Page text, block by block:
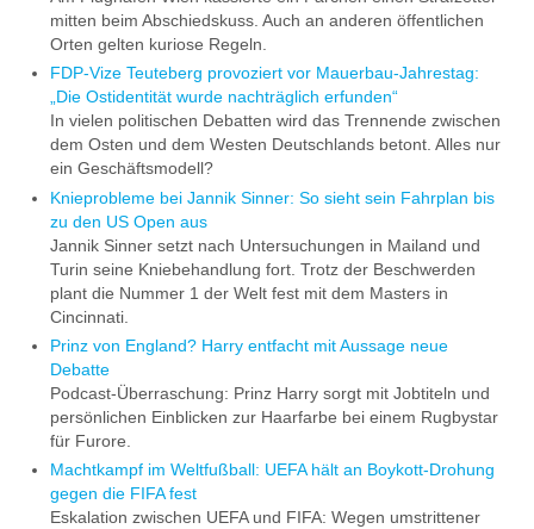
mitten beim Abschiedskuss. Auch an anderen öffentlichen
Orten gelten kuriose Regeln.
FDP-Vize Teuteberg provoziert vor Mauerbau-Jahrestag:
„Die Ostidentität wurde nachträglich erfunden“
In vielen politischen Debatten wird das Trennende zwischen
dem Osten und dem Westen Deutschlands betont. Alles nur
ein Geschäftsmodell?
Knieprobleme bei Jannik Sinner: So sieht sein Fahrplan bis
zu den US Open aus
Jannik Sinner setzt nach Untersuchungen in Mailand und
Turin seine Kniebehandlung fort. Trotz der Beschwerden
plant die Nummer 1 der Welt fest mit dem Masters in
Cincinnati.
Prinz von England? Harry entfacht mit Aussage neue
Debatte
Podcast-Überraschung: Prinz Harry sorgt mit Jobtiteln und
persönlichen Einblicken zur Haarfarbe bei einem Rugbystar
für Furore.
Machtkampf im Weltfußball: UEFA hält an Boykott-Drohung
gegen die FIFA fest
Eskalation zwischen UEFA und FIFA: Wegen umstrittener